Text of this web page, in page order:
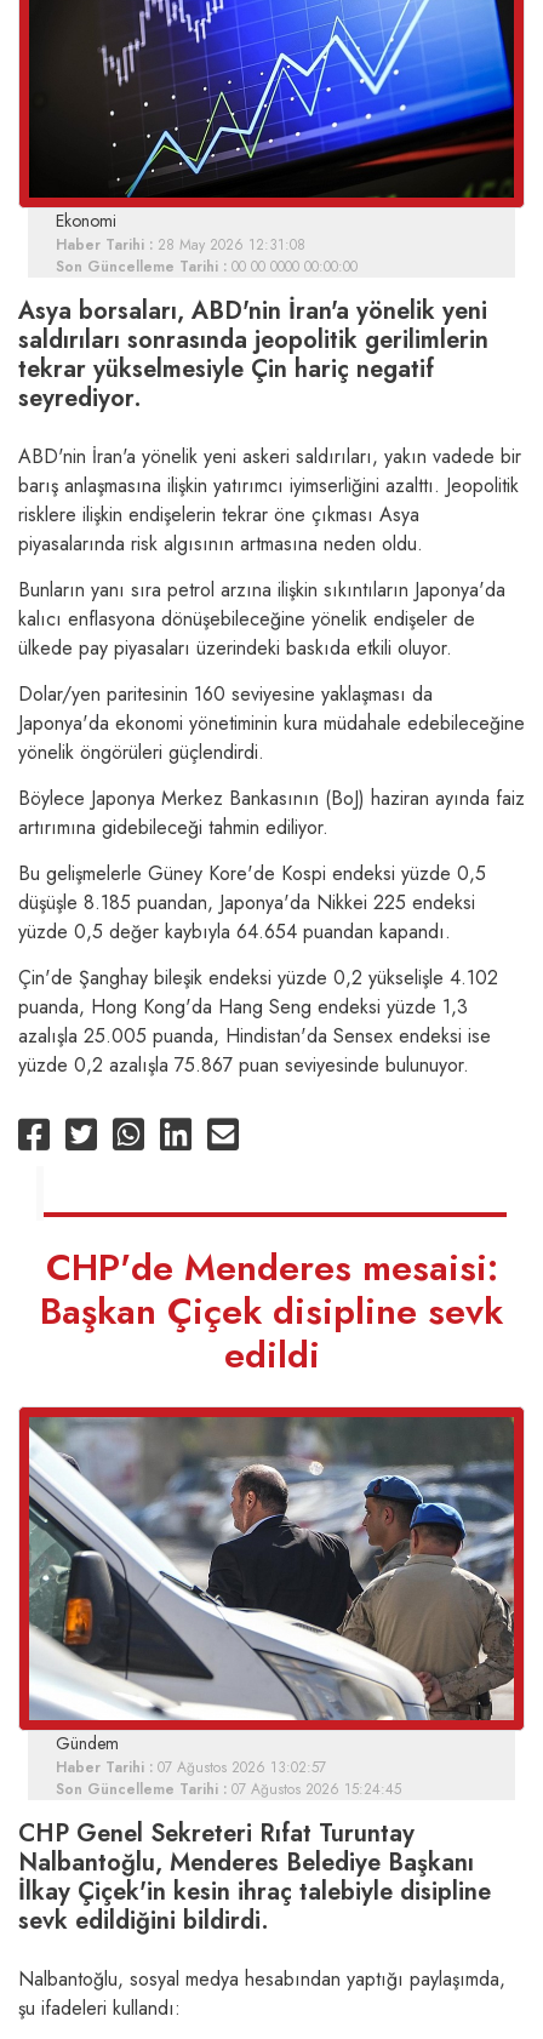
Ekonomi
Haber Tarihi : 28 May 2026 12:31:08
Son Güncelleme Tarihi : 00 00 0000 00:00:00
Asya borsaları, ABD'nin İran'a yönelik yeni
saldırıları sonrasında jeopolitik gerilimlerin
tekrar yükselmesiyle Çin hariç negatif
seyrediyor.
ABD'nin İran'a yönelik yeni askeri saldırıları, yakın vadede bir
barış anlaşmasına ilişkin yatırımcı iyimserliğini azalttı. Jeopolitik
risklere ilişkin endişelerin tekrar öne çıkması Asya
piyasalarında risk algısının artmasına neden oldu.
Bunların yanı sıra petrol arzına ilişkin sıkıntıların Japonya'da
kalıcı enflasyona dönüşebileceğine yönelik endişeler de
ülkede pay piyasaları üzerindeki baskıda etkili oluyor.
Dolar/yen paritesinin 160 seviyesine yaklaşması da
Japonya'da ekonomi yönetiminin kura müdahale edebileceğine
yönelik öngörüleri güçlendirdi.
Böylece Japonya Merkez Bankasının (BoJ) haziran ayında faiz
artırımına gidebileceği tahmin ediliyor.
Bu gelişmelerle Güney Kore'de Kospi endeksi yüzde 0,5
düşüşle 8.185 puandan, Japonya'da Nikkei 225 endeksi
yüzde 0,5 değer kaybıyla 64.654 puandan kapandı.
Çin'de Şanghay bileşik endeksi yüzde 0,2 yükselişle 4.102
puanda, Hong Kong'da Hang Seng endeksi yüzde 1,3
azalışla 25.005 puanda, Hindistan'da Sensex endeksi ise
yüzde 0,2 azalışla 75.867 puan seviyesinde bulunuyor.
CHP'de Menderes mesaisi:
Başkan Çiçek disipline sevk
edildi
Gündem
Haber Tarihi : 07 Ağustos 2026 13:02:57
Son Güncelleme Tarihi : 07 Ağustos 2026 15:24:45
CHP Genel Sekreteri Rıfat Turuntay
Nalbantoğlu, Menderes Belediye Başkanı
İlkay Çiçek'in kesin ihraç talebiyle disipline
sevk edildiğini bildirdi.
Nalbantoğlu, sosyal medya hesabından yaptığı paylaşımda,
şu ifadeleri kullandı: